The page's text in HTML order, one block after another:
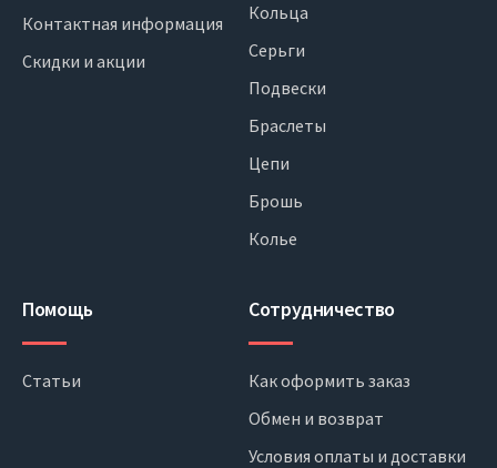
Контактная информация
Скидки и акции
Кольца
Серьги
Подвески
Браслеты
Цепи
Брошь
Колье
Помощь
Статьи
Сотрудничество
Как оформить заказ
Обмен и возврат
Условия оплаты и доставки